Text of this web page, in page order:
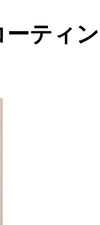
ティ